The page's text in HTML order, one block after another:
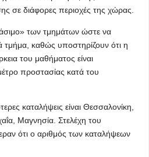
σε διάφορες περιοχές της χώρας.
των τμημάτων ώστε να
τμήμα, καθώς υποστηρίζουν ότι η
του μαθήματος είναι
προστασίας κατά του
καταλήψεις είναι Θεσσαλονίκη,
Μαγνησία. Στελέχη του
ότι ο αριθμός των καταλήψεων